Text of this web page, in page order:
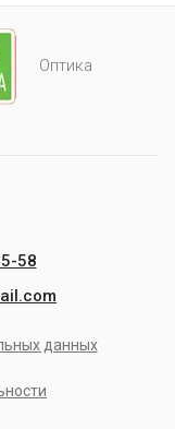
Оптика
58
данных